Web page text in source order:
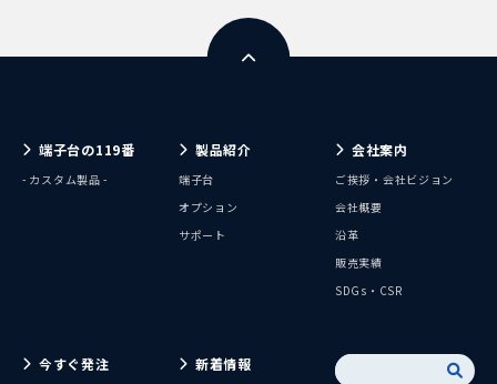
端子台の119番
- カスタム製品 -
製品紹介
端子台
オプション
サポート
会社案内
ご挨拶・会社ビジョン
会社概要
沿革
販売実績
SDGs・CSR
今すぐ発注 新着情報